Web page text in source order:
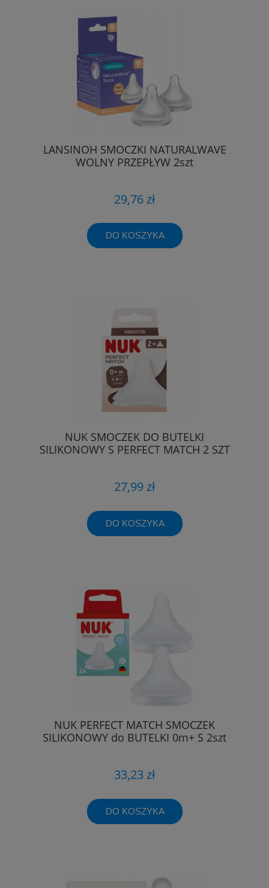
LANSINOH SMOCZKI NATURALWAVE
WOLNY PRZEPŁYW 2szt
29,76 zł
DO KOSZYKA
NUK SMOCZEK DO BUTELKI
SILIKONOWY S PERFECT MATCH 2 SZT
27,99 zł
DO KOSZYKA
NUK PERFECT MATCH SMOCZEK
SILIKONOWY do BUTELKI 0m+ S 2szt
33,23 zł
DO KOSZYKA